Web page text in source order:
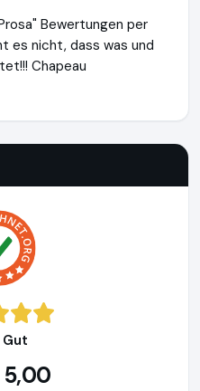
Bewertungen per
es nicht, dass was und
Chapeau
Gut
5,00